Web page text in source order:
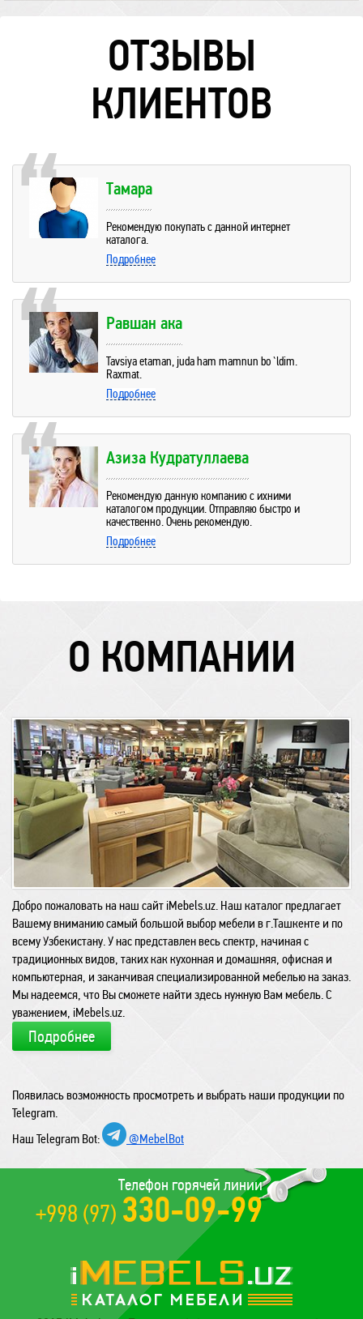
ОТЗЫВЫ
КЛИЕНТОВ
Тамара
Рекомендую покупать с данной интернет
каталога.
Подробнее
Равшан ака
Tavsiya etaman, juda ham mamnun bo`ldim.
Raxmat.
Подробнее
Азиза Кудратуллаева
Рекомендую данную компанию с ихними
каталогом продукции. Отправляю быстро и
качественно. Очень рекомендую.
Подробнее
О КОМПАНИИ
Добро пожаловать на наш сайт iMebels.uz. Наш каталог предлагает
Вашему вниманию самый большой выбор мебели в г.Ташкенте и по
всему Узбекистану. У нас представлен весь спектр, начиная с
традиционных видов, таких как кухонная и домашняя, офисная и
компьютерная, и заканчивая специализированной мебелью на заказ.
Мы надеемся, что Вы сможете найти здесь нужную Вам мебель. С
уважением, iMebels.uz.
Подробнее
Появилась возможность просмотреть и выбрать наши продукции по
Telegram.
Наш Telegram Bot:
@MebelBot
Телефон горячей линии
+998 (97) 330-09-99